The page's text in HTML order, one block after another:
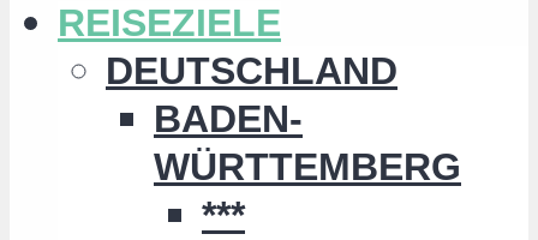
REISEZIELE
DEUTSCHLAND
BADEN-
WÜRTTEMBERG
***